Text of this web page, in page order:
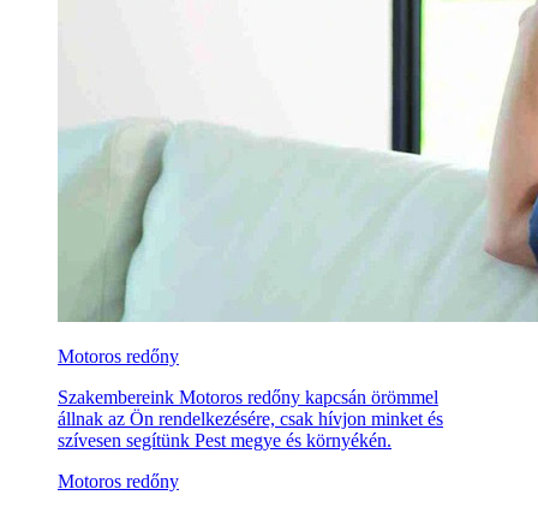
Motoros redőny
Szakembereink Motoros redőny kapcsán örömmel
állnak az Ön rendelkezésére, csak hívjon minket és
szívesen segítünk Pest megye és környékén.
Motoros redőny